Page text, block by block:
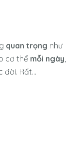
quan trọng như
cơ thể mỗi ngày
Rất...